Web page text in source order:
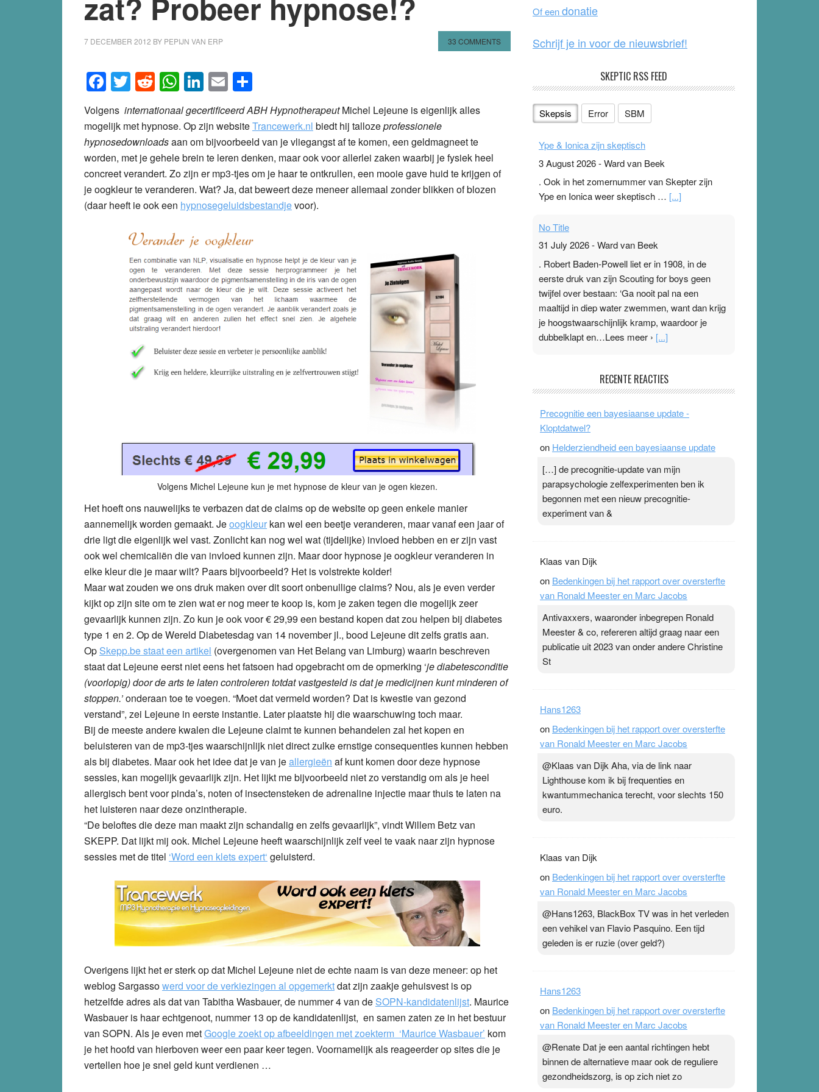
7 DECEMBER 2012 BY PEPIJN VAN ERP 33 COMMENTS
Facebook
Twitter
Reddit
WhatsApp
LinkedIn
Email
Volgens internationaal gecertificeerd ABH HypnotherapeutMichel Lejeune is eigenlijk alles
mogelijk met hypnose. Op zijn websiteTrancewerk.nl biedt hij tallozeprofessionele
hypnosedownloadsaan om bijvoorbeeld van je vliegangst af te komen, een geldmagneet te
worden, met je gehele brein te leren denken, maar ook voor allerlei zaken waarbij je fysiek heel
concreet verandert. Zo zijn er mp3-tjes om je haar te ontkrullen, een mooie gave huid te krijgen of
je oogkleur te veranderen. Wat? Ja, dat beweert deze meneer allemaal zonder blikken of blozen
(daar heeft ie ook een hypnosegeluidsbestandjevoor).
Volgens Michel Lejeune kun je met hypnose de kleur van je ogen kiezen.
Het hoeft ons nauwelijks te verbazen dat de claims op de website op geen enkele manier
aannemelijk worden gemaakt. Jeoogkleur kan wel een beetje veranderen, maar vanaf een jaar of
drie ligt die eigenlijk wel vast. Zonlicht kan nog wel wat (tijdelijke) invloed hebben en er zijn vast
ook wel chemicaliën die van invloed kunnen zijn. Maar door hypnose je oogkleur veranderen in
elke kleur die je maar wilt? Paars bijvoorbeeld? Het is volstrekte kolder!
Maar wat zouden we ons druk maken over dit soort onbenullige claims? Nou, als je even verder
kijkt op zijn site om te zien wat er nog meer te koop is, kom je zaken tegen die mogelijk zeer
gevaarlijk kunnen zijn. Zo kun je ook voor € 29,99 een bestand kopen dat zou helpen bij diabetes
type 1 en 2. Op de Wereld Diabetesdag van 14 november jl., bood Lejeune dit zelfs gratis aan.
Op Skepp.be staat een artikel (overgenomen van Het Belang van Limburg) waarin beschreven
staat dat Lejeune eerst niet eens het fatsoen had opgebracht om de opmerking ‘je diabetesconditie
(voorlopig) door de arts te laten controleren totdat vastgesteld is dat je medicijnen kunt minderen of
stoppen.’onderaan toe te voegen. “Moet dat vermeld worden? Dat is kwestie van gezond
verstand”, zei Lejeune in eerste instantie. Later plaatste hij die waarschuwing toch maar.
Bij de meeste andere kwalen die Lejeune claimt te kunnen behandelen zal het kopen en
beluisteren van de mp3-tjes waarschijnlijk niet direct zulke ernstige consequenties kunnen hebben
als bij diabetes. Maar ook het idee dat je van jeallergieën af kunt komen door deze hypnose
sessies, kan mogelijk gevaarlijk zijn. Het lijkt me bijvoorbeeld niet zo verstandig om als je heel
allergisch bent voor pinda’s, noten of insectensteken de adrenaline injectie maar thuis te laten na
het luisteren naar deze onzintherapie.
“De beloftes die deze man maakt zijn schandalig en zelfs gevaarlijk”, vindt Willem Betz van
SKEPP. Dat lijkt mij ook. Michel Lejeune heeft waarschijnlijk zelf veel te vaak naar zijn hypnose
sessies met de titel ‘Word een klets expert‘ geluisterd.
Overigens lijkt het er sterk op dat Michel Lejeune niet de echte naam is van deze meneer: op het
weblog Sargassowerd voor de verkiezingen al opgemerktdat zijn zaakje gehuisvest is op
hetzelfde adres als dat van Tabitha Wasbauer, de nummer 4 van de SOPN-kandidatenlijst. Maurice
Wasbauer is haar echtgenoot, nummer 13 op de kandidatenlijst, en samen zaten ze in het bestuur
van SOPN. Als je even metGoogle zoekt op afbeeldingen met zoekterm ‘Maurice Wasbauer’ kom
je het hoofd van hierboven weer een paar keer tegen. Voornamelijk als reageerder op sites die je
vertellen hoe je snel geld kunt verdienen …
k
Of eendonatie
Schrijf je in voor de nieuwsbrief!
SKEPTIC RSS FEED
Skepsis Error SBM
Ype & Ionica zijn skeptisch
3 August 2026-Ward van Beek
. Ook in het zomernummer van Skepter zijn
Ype en Ionica weer skeptisch … [...]
No Title
31 July 2026-Ward van Beek
. Robert Baden-Powell liet er in 1908, in de
eerste druk van zijn Scouting for boys geen
twijfel over bestaan: ‘Ga nooit pal na een
maaltijd in diep water zwemmen, want dan krijg
je hoogstwaarschijnlijk kramp, waardoor je
dubbelklapt en…Lees meer › [...]
Ward van Beek
topsporters. Ze hopen ermee hun hartslag te
verlagen terwijl ze meer zuurstof opnemen.
Daarop heeft zo’n pleister geen effect. Maar het
zijn. Door…Lees meer Pleisterplakkers in de
topspsort ›[...]
RECENTE REACTIES
Precognitie een bayesiaanse update -
Kloptdatwel?
on Helderziendheid een bayesiaanse update
[…] de precognitie-update van mijn
parapsychologie zelfexperimenten ben ik
begonnen met een nieuw precognitie-
experiment van &
Klaas van Dijk
on Bedenkingen bij het rapport over oversterfte
van Ronald Meester en Marc Jacobs
Antivaxxers, waaronder inbegrepen Ronald
Meester & co, refereren altijd graag naar een
publicatie uit 2023 van onder andere Christine
St
Hans1263
on Bedenkingen bij het rapport over oversterfte
van Ronald Meester en Marc Jacobs
@Klaas van Dijk Aha, via de link naar
Lighthouse kom ik bij frequenties en
kwantummechanica terecht, voor slechts 150
euro.
Klaas van Dijk
on Bedenkingen bij het rapport over oversterfte
van Ronald Meester en Marc Jacobs
@Hans1263, BlackBox TV was in het verleden
een vehikel van Flavio Pasquino. Een tijd
geleden is er ruzie (over geld?)
Hans1263
on Bedenkingen bij het rapport over oversterfte
van Ronald Meester en Marc Jacobs
@Renate Dat je een aantal richtingen hebt
binnen de alternatieve maar ook de reguliere
gezondheidszorg, is op zich niet zo